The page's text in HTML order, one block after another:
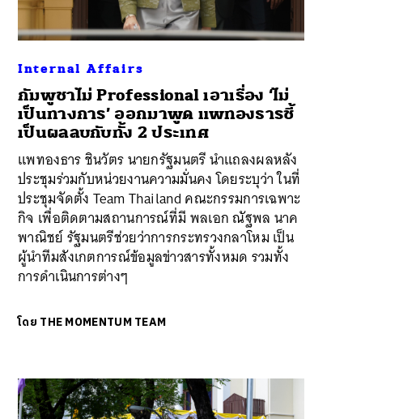
Internal Affairs
กัมพูชาไม่ Professional เอาเรื่อง ‘ไม่
เป็นทางการ’ ออกมาพูด แพทองธารชี้
เป็นผลลบกับทั้ง 2 ประเทศ
แพทองธาร ชินวัตร นายกรัฐมนตรี นำแถลงผลหลัง
ประชุมร่วมกับหน่วยงานความมั่นคง โดยระบุว่า ในที่
ประชุมจัดตั้ง Team Thailand คณะกรรมการเฉพาะ
กิจ เพื่อติดตามสถานการณ์ที่มี พลเอก ณัฐพล นาค
พาณิชย์ รัฐมนตรีช่วยว่าการกระทรวงกลาโหม เป็น
ผู้นำทีมสังเกตการณ์​ข้อมูลข่าวสารทั้งหมด รวมทั้ง
การดำเนินการต่างๆ
โดย THE MOMENTUM TEAM